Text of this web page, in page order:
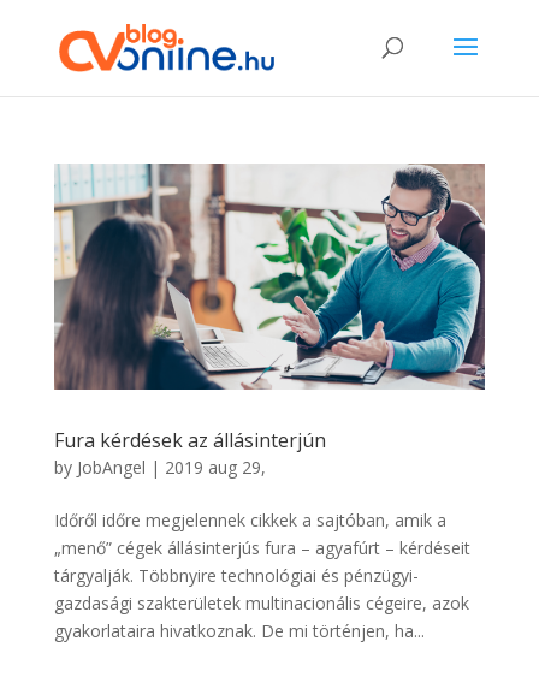
Fura kérdések az állásinterjún
by JobAngel | 2019 aug 29,
Időről időre megjelennek cikkek a sajtóban, amik a
„menő” cégek állásinterjús fura – agyafúrt – kérdéseit
tárgyalják. Többnyire technológiai és pénzügyi-
gazdasági szakterületek multinacionális cégeire, azok
gyakorlataira hivatkoznak. De mi történjen, ha...